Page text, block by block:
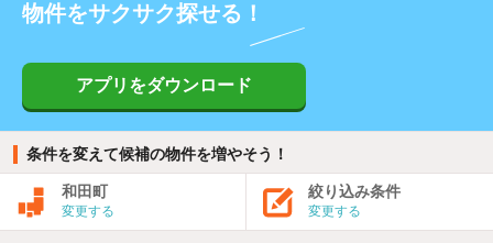
物件をサクサク探せる！
アプリをダウンロード
条件を変えて候補の物件を増やそう！
和田町
変更する
絞り込み条件
変更する